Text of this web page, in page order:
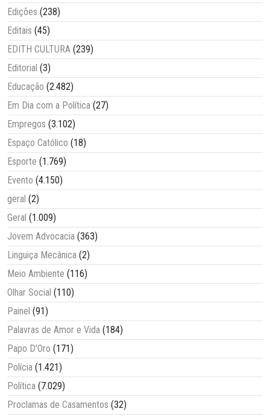
Edições (238)
Editais (45)
EDITH CULTURA (239)
Editorial (3)
Educação (2.482)
Em Dia com a Política (27)
Empregos (3.102)
Espaço Católico (18)
Esporte (1.769)
Evento (4.150)
geral (2)
Geral (1.009)
Jovem Advocacia (363)
Linguiça Mecânica (2)
Meio Ambiente (116)
Olhar Social (110)
Painel (91)
Palavras de Amor e Vida (184)
Papo D'Oro (171)
Polícia (1.421)
Política (7.029)
Proclamas de Casamentos (32)